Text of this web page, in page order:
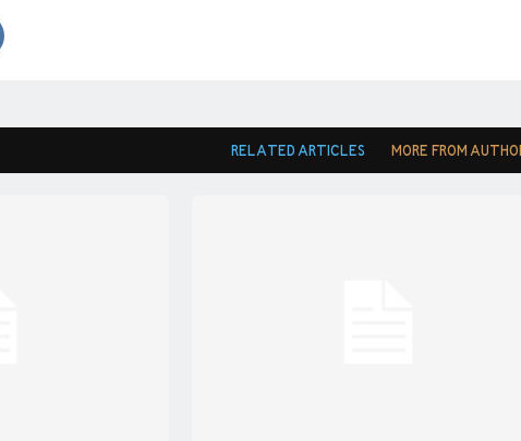
RELATED ARTICLES MORE FROM